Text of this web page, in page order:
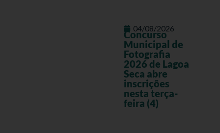
04/08/2026
Concurso
Municipal de
Fotografia
2026 de Lagoa
Seca abre
inscrições
nesta terça-
feira (4)